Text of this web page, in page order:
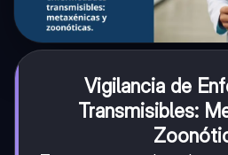
Vigilancia de
Transmisibles: